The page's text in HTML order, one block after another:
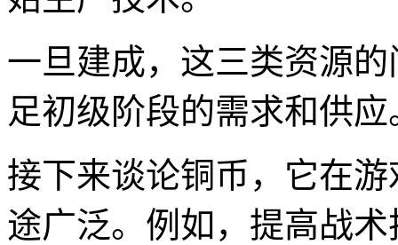
一旦建成，这三类资源
足初级阶段的需求和供应
接下来谈论铜币，它在
途广泛。例如，提高战